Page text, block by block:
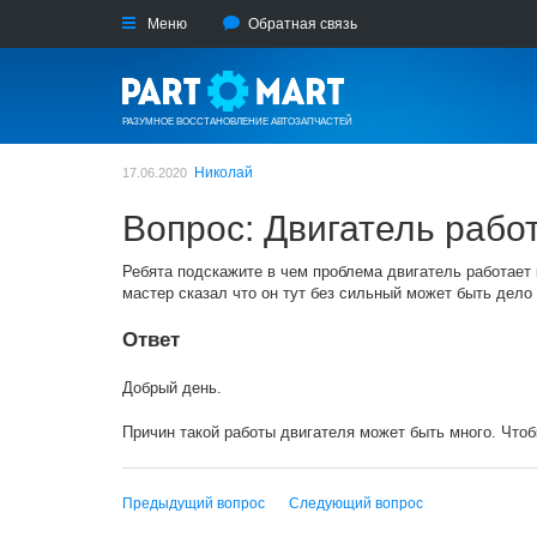
Меню Обратная связь
РАЗУМНОЕ ВОССТАНОВЛЕНИЕ АВТОЗАПЧАСТЕЙ
17.06.2020 Николай
Вопрос: Двигатель
Ребята подскажите в чем проблема двигатель
мастер сказал что он тут без сильный может быть
Ответ
Добрый день.
Причин такой работы двигателя может быть много.
Предыдущий вопрос Следующий вопрос